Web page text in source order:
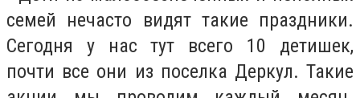
семей нечасто видят такие праздники.
Сегодня у нас тут всего 10 детишек,
почти все они из поселка Деркул. Такие